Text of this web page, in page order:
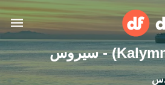
كاليمنوس (Kalymnos) - سيروس